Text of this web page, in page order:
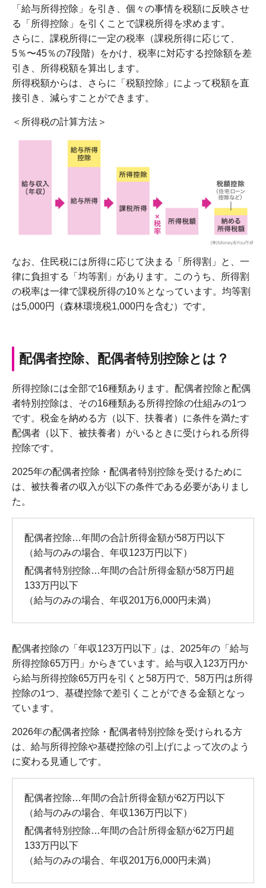
「給与所得控除」を引き、個々の事情を税額に反映させ
る「所得控除」を引くことで課税所得を求めます。
さらに、課税所得に一定の税率（課税所得に応じて、
5％〜45％の7段階）をかけ、税率に対応する控除額を差
引き、所得税額を算出します。
所得税額からは、さらに「税額控除」によって税額を直
接引き、減らすことができます。
＜所得税の計算方法＞
なお、住民税には所得に応じて決まる「所得割」と、一
律に負担する「均等割」があります。このうち、所得割
の税率は一律で課税所得の10％となっています。均等割
は5,000円（森林環境税1,000円を含む）です。
配偶者控除、配偶者特別控除とは？
所得控除には全部で16種類あります。配偶者控除と配偶
者特別控除は、その16種類ある所得控除の仕組みの1つ
です。税金を納める方（以下、扶養者）に条件を満たす
配偶者（以下、被扶養者）がいるときに受けられる所得
控除です。
2025年の配偶者控除・配偶者特別控除を受けるために
は、被扶養者の収入が以下の条件である必要がありまし
た。
配偶者控除…年間の合計所得金額が58万円以下
（給与のみの場合、年収123万円以下）
配偶者特別控除…年間の合計所得金額が58万円超
133万円以下
（給与のみの場合、年収201万6,000円未満）
配偶者控除の「年収123万円以下」は、2025年の「給与
所得控除65万円」からきています。給与収入123万円か
ら給与所得控除65万円を引くと58万円で、58万円は所得
控除の1つ、基礎控除で差引くことができる金額となっ
ています。
2026年の配偶者控除・配偶者特別控除を受けられる方
は、給与所得控除や基礎控除の引上げによって次のよう
に変わる見通しです。
配偶者控除…年間の合計所得金額が62万円以下
（給与のみの場合、年収136万円以下）
配偶者特別控除…年間の合計所得金額が62万円超
133万円以下
（給与のみの場合、年収201万6,000円未満）